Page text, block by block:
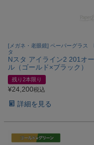
[メガネ・老眼鏡] ペーパーグラス
タ
Nスタ アイライン2 201オ
ル（ゴールド×ブラック）
残り2本限り
¥24,200税込
詳細を見る